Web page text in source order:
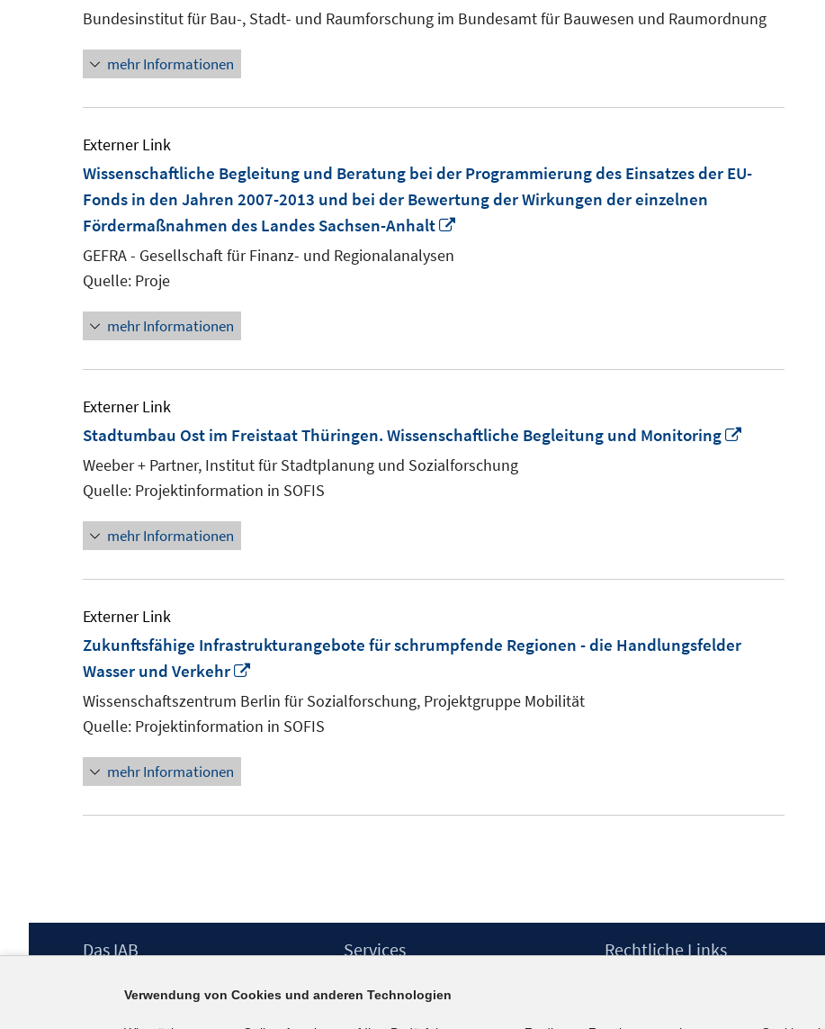
neuem
Bundesinstitut für Bau-, Stadt- und Raumforschung im Bundesamt für Bauwesen und Raumordnung
mehr Informationen
Externer Link
Wissenschaftliche Begleitung und Beratung bei der Programmierung des Einsatzes der EU-
Fonds in den Jahren 2007-2013 und bei der Bewertung der Wirkungen der einzelnen
Fördermaßnahmen des Landes Sachsen-Anhalt
GEFRA - Gesellschaft für Finanz- und Regionalanalysen
Quelle: Proje
mehr Informationen
Externer Link
Stadtumbau Ost im Freistaat Thüringen. Wissenschaftliche Begleitung und Monitoring
Weeber + Partner, Institut für Stadtplanung und Sozialforschung
Quelle: Projektinformation in SOFIS
mehr Informationen
Externer Link
Zukunftsfähige Infrastrukturangebote für schrumpfende Regionen - die Handlungsfelder
Wasser und Verkehr
neuem
Fenster
Wissenschaftszentrum Berlin für Sozialforschung, Projektgruppe Mobilität
Quelle: Projektinformation in SOFIS
mehr Informationen
Footer
Das IAB
Berufsforschung (IAB) – unser Leitbild
Institutsleitung
Services
IAB-Newsletter
Rechtliche Links
Verwendung von Cookies und anderen Technologien